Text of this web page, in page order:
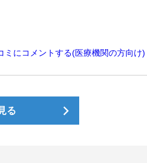
にコメントする(医療機関の方向け)
る